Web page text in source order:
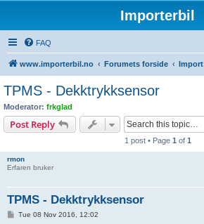
Importerbil
FAQ
www.importerbil.no Forumets forside Import
TPMS - Dekktrykksensor
Moderator: frkglad
Post Reply
1 post • Page 1 of 1
rmon
Erfaren bruker
TPMS - Dekktrykksensor
PTue 08 Nov 2016, 12:02